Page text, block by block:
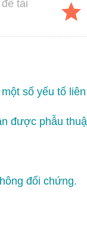
tài
số yếu tố
được phẫu
đối chứng.